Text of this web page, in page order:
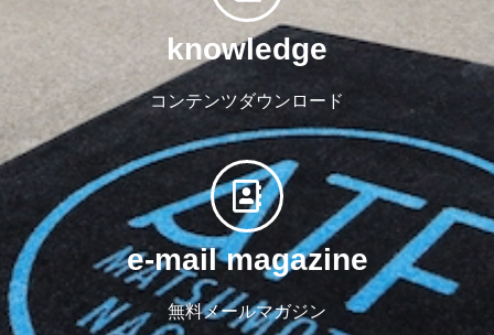
knowledge
コンテンツダウンロード
e-mail magazine
無料メールマガジン